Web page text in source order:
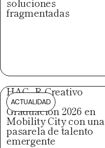
fragmentadas
ACTUALIDAD
HAC_R Creativo
celebra su
Graduación 2026 en
Mobility City con una
pasarela de talento
emergente